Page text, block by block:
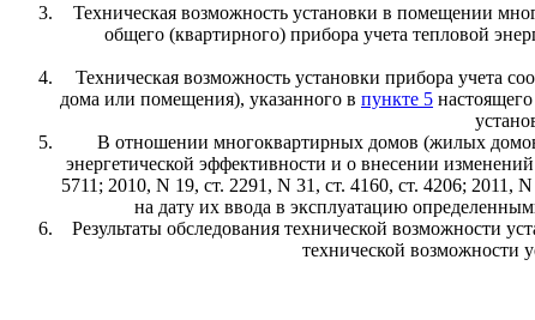
Техническая возможность установки в помещении
общего (квартирного) прибора учета тепловой
Техническая возможность установки прибора учета
дома или помещения), указанного в пункте 5
В отношении многоквартирных домов (жилых
энергетической эффективности и о внесении
5711; 2010, N 19, ст. 2291, N 31, ст. 4160, ст. 4206; 2011,
на дату их ввода в эксплуатацию
Результаты обследования технической возможности
технической возможности